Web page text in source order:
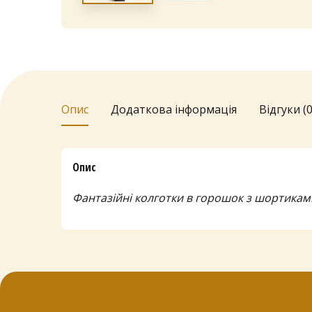
Опис Додаткова інформація Відгуки
Опис
Фантазійні колготки в горошок з